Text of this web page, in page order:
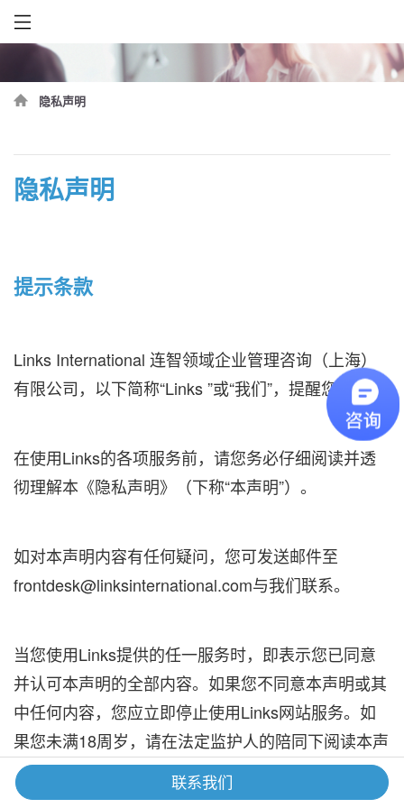
隐私声明
隐私声明
提示条款
Links International 连智领域企业管理咨询（上海）
有限公司，以下简称“Links ”或“我们”，提醒您：
在使用Links的各项服务前，请您务必仔细阅读并透
彻理解本《隐私声明》（下称“本声明”）。
如对本声明内容有任何疑问，您可发送邮件至
frontdesk@linksinternational.com与我们联系。
当您使用Links提供的任一服务时，即表示您已同意
并认可本声明的全部内容。如果您不同意本声明或其
中任何内容，您应立即停止使用Links网站服务。如
果您未满18周岁，请在法定监护人的陪同下阅读本声
明，并特别注意“6. 未成年人隐私”部分。
联系我们